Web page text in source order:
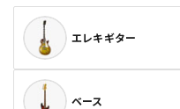
エレキギター
ベース